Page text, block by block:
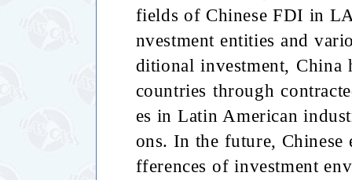
fields of Chinese FDI in
nvestment entities and
ditional investment, China
countries through
es in Latin American
ons. In the future, Chinese
fferences of investment